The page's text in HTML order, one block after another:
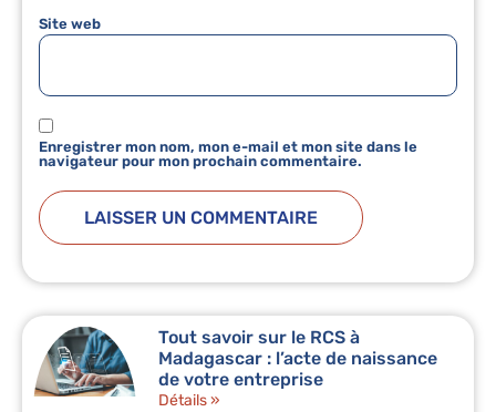
Site web
Enregistrer mon nom, mon e-mail et mon site dans le
navigateur pour mon prochain commentaire.
Tout savoir sur le RCS à
Madagascar : l’acte de naissance
de votre entreprise
Détails »